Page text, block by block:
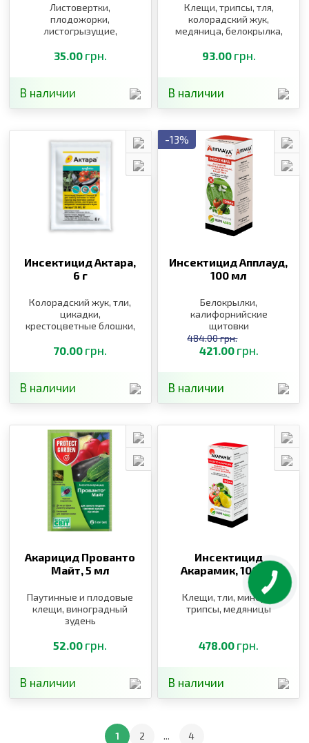
Листовертки,
плодожорки,
листогрызущие,
жилистый,
листогрызущие, совки
35.00 грн.
В наличии
Клещи, трипсы, тля,
колорадский жук,
медяница, белокрылка,
93.00 грн.
В наличии
Инсектицид Актара,
6 г
Колорадский жук, тли,
цикадки,
крестоцветные блошки,
долгоносики
70.00 грн.
В наличии
-13%
Инсектицид Апплауд,
100 мл
Белокрылки,
калифорнийские
щитовки
421.00 грн.
484.00 грн.
В наличии
Акарицид Прованто
Майт,5 мл
Паутинные и плодовые
клещи, виноградный
зудень
52.00 грн.
В наличии
Инсектицид
Акарамик,100 мл
Клещи, тли, минеры,
трипсы, медяницы
478.00 грн.
В наличии
1 2 ... 4